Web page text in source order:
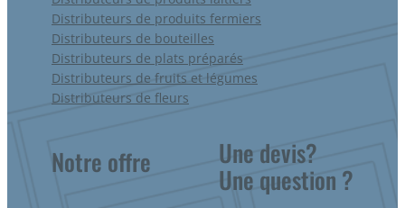
Distributeurs de produits fermiers
Distributeurs de bouteilles
Distributeurs de plats préparés
Distributeurs de fruits et légumes
Distributeurs de fleurs
Notre offre Une devis?
Une question ?